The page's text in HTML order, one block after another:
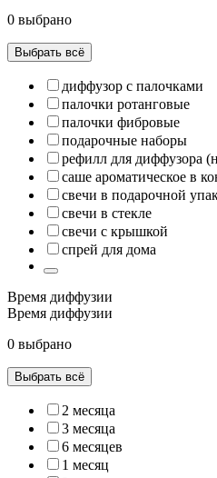
0 выбрано
Выбрать всё
диффузор с палочками
палочки ротанговые
палочки фибровые
подарочные наборы
рефилл для диффузора
саше ароматическое в
свечи в подарочной
свечи в стекле
свечи с крышкой
спрей для дома
Время диффузии
Время диффузии
0 выбрано
Выбрать всё
2 месяца
3 месяца
6 месяцев
1 месяц